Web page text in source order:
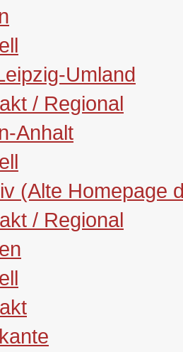
Umland
/ Regional
Anhalt
(Alte Homepage
/ Regional